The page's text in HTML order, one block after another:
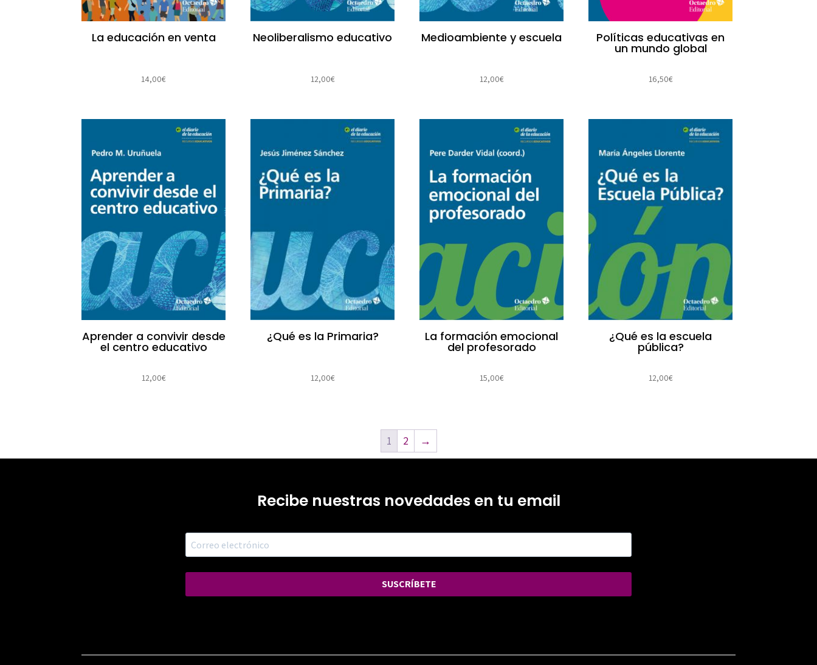
La educación en venta
14,00€
Neoliberalismo educativo
12,00€
Medioambiente y escuela
12,00€
Políticas educativas en
un mundo global
16,50€
Aprender a convivir desde
el centro educativo
12,00€
¿Qué es la Primaria?
12,00€
La formación emocional
del profesorado
15,00€
¿Qué es la escuela
pública?
12,00€
1 2 →
Recibe nuestras novedades en tu email
SUSCRÍBETE